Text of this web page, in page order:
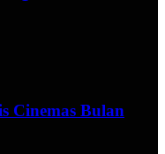
Cinemas Bulan